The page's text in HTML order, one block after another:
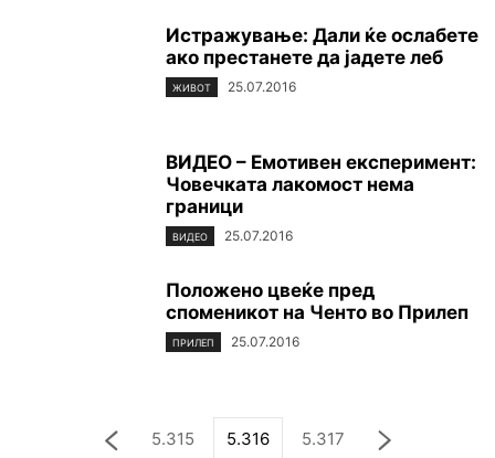
Истражување: Дали ќе ослабете
ако престанете да јадете леб
ЖИВОТ 25.07.2016
ВИДЕО – Емотивен експеримент:
Човечката лакомост нема
граници
ВИДЕО 25.07.2016
Положено цвеќе пред
споменикот на Ченто во Прилеп
ПРИЛЕП 25.07.2016
5.315 5.316 5.317